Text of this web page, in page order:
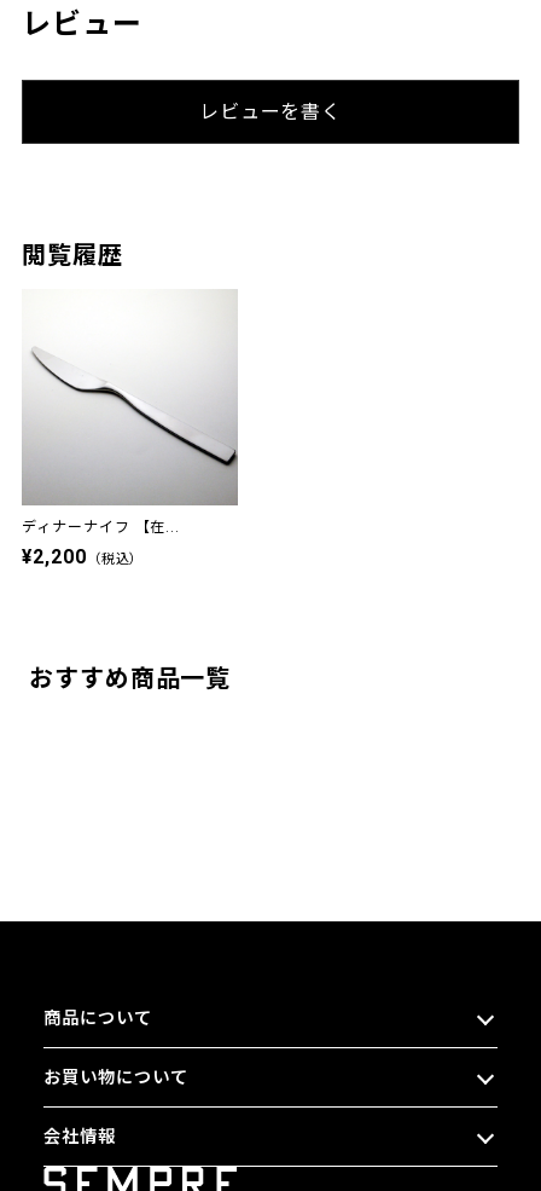
レビュー
レビューを書く
閲覧履歴
ディナーナイフ 【在...
¥2,200 （税込）
おすすめ商品一覧
商品について
お買い物について
会社情報